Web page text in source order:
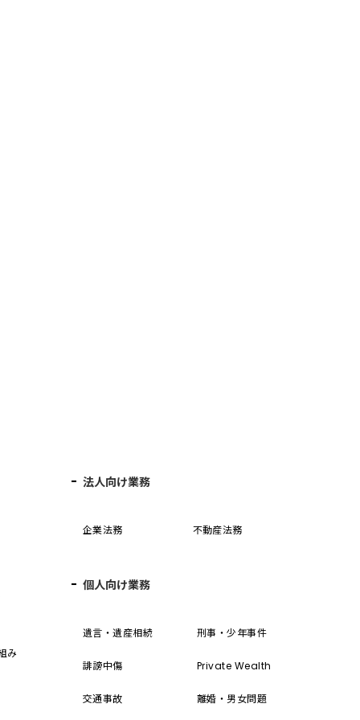
み
法人向け業務
企業法務 不動産法務
個人向け業務
遺言・遺産相続 刑事・少年事件
誹謗中傷 Private Wealth
交通事故 離婚・男女問題